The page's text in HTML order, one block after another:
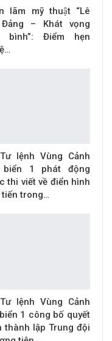
lãm mỹ thuật “Lê
– Khát vọng
bình”: Điểm hẹn
lệnh Vùng Cảnh
biển 1 phát động
thi viết về điển hình
trong…
lệnh Vùng Cảnh
1 công bố quyết
thành lập Trung đội